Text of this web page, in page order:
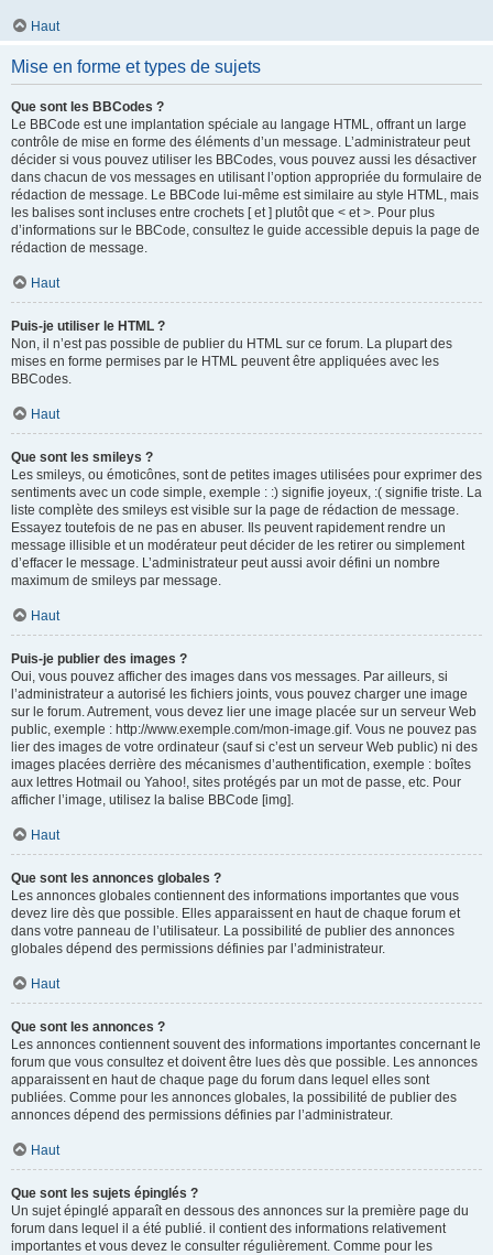
Haut
Mise en forme et types de sujets
Que sont les BBCodes ?
Le BBCode est une implantation spéciale au langage HTML, offrant un large
contrôle de mise en forme des éléments d’un message. L’administrateur peut
décider si vous pouvez utiliser les BBCodes, vous pouvez aussi les désactiver
dans chacun de vos messages en utilisant l’option appropriée du formulaire de
rédaction de message. Le BBCode lui-même est similaire au style HTML, mais
les balises sont incluses entre crochets [ et ] plutôt que < et >. Pour plus
d’informations sur le BBCode, consultez le guide accessible depuis la page de
rédaction de message.
Haut
Puis-je utiliser le HTML ?
Non, il n’est pas possible de publier du HTML sur ce forum. La plupart des
mises en forme permises par le HTML peuvent être appliquées avec les
BBCodes.
Haut
Que sont les smileys ?
Les smileys, ou émoticônes, sont de petites images utilisées pour exprimer des
sentiments avec un code simple, exemple : :) signifie joyeux, :( signifie triste. La
liste complète des smileys est visible sur la page de rédaction de message.
Essayez toutefois de ne pas en abuser. Ils peuvent rapidement rendre un
message illisible et un modérateur peut décider de les retirer ou simplement
d’effacer le message. L’administrateur peut aussi avoir défini un nombre
maximum de smileys par message.
Haut
Puis-je publier des images ?
Oui, vous pouvez afficher des images dans vos messages. Par ailleurs, si
l’administrateur a autorisé les fichiers joints, vous pouvez charger une image
sur le forum. Autrement, vous devez lier une image placée sur un serveur Web
public, exemple : http://www.exemple.com/mon-image.gif. Vous ne pouvez pas
lier des images de votre ordinateur (sauf si c’est un serveur Web public) ni des
images placées derrière des mécanismes d’authentification, exemple : boîtes
aux lettres Hotmail ou Yahoo!, sites protégés par un mot de passe, etc. Pour
afficher l’image, utilisez la balise BBCode [img].
Haut
Que sont les annonces globales ?
Les annonces globales contiennent des informations importantes que vous
devez lire dès que possible. Elles apparaissent en haut de chaque forum et
dans votre panneau de l’utilisateur. La possibilité de publier des annonces
globales dépend des permissions définies par l’administrateur.
Haut
Que sont les annonces ?
Les annonces contiennent souvent des informations importantes concernant le
forum que vous consultez et doivent être lues dès que possible. Les annonces
apparaissent en haut de chaque page du forum dans lequel elles sont
publiées. Comme pour les annonces globales, la possibilité de publier des
annonces dépend des permissions définies par l’administrateur.
Haut
Que sont les sujets épinglés ?
Un sujet épinglé apparaît en dessous des annonces sur la première page du
forum dans lequel il a été publié. il contient des informations relativement
importantes et vous devez le consulter régulièrement. Comme pour les